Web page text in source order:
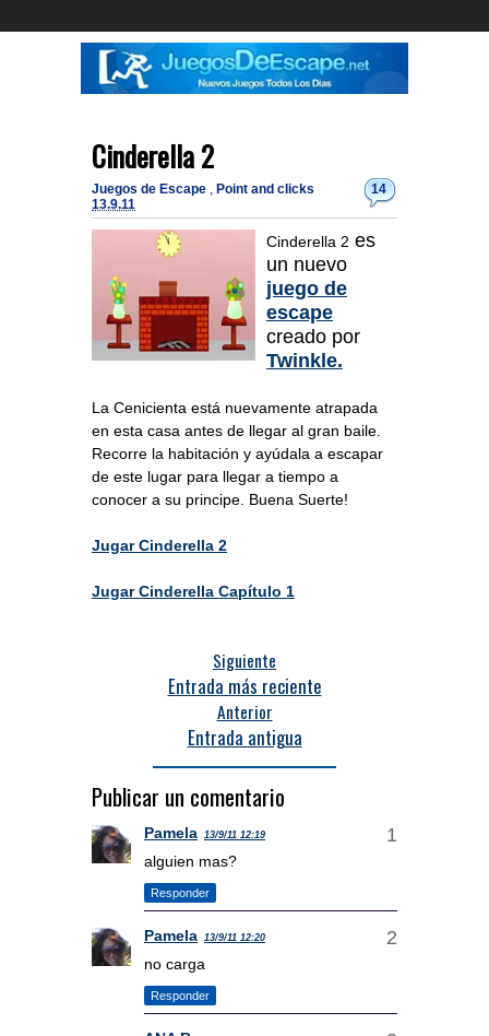
Cinderella 2
14
Juegos de Escape , Point and clicks
13.9.11
Cinderella 2 es
un nuevo
juego de
escape
creado por
Twinkle.
La Cenicienta está nuevamente atrapada
en esta casa antes de llegar al gran baile.
Recorre la habitación y ayúdala a escapar
de este lugar para llegar a tiempo a
conocer a su principe. Buena Suerte!
JugarCinderella 2
Jugar Cinderella Capítulo 1
Siguiente
Entrada más reciente
Anterior
Entrada antigua
Publicar un comentario
Pamela 13/9/11 12:19
alguien mas?
Responder
Pamela 13/9/11 12:20
no carga
Responder